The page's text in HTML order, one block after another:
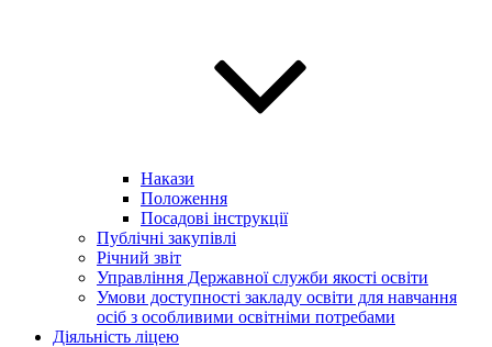
Накази
Положення
Посадові інструкції
Публічні закупівлі
Річний звіт
Управління Державної служби якості освіти
Умови доступності закладу освіти для навчання
осіб з особливими освітніми потребами
Діяльність ліцею